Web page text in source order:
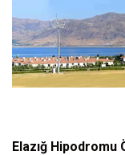
Elazığ Hipodromu